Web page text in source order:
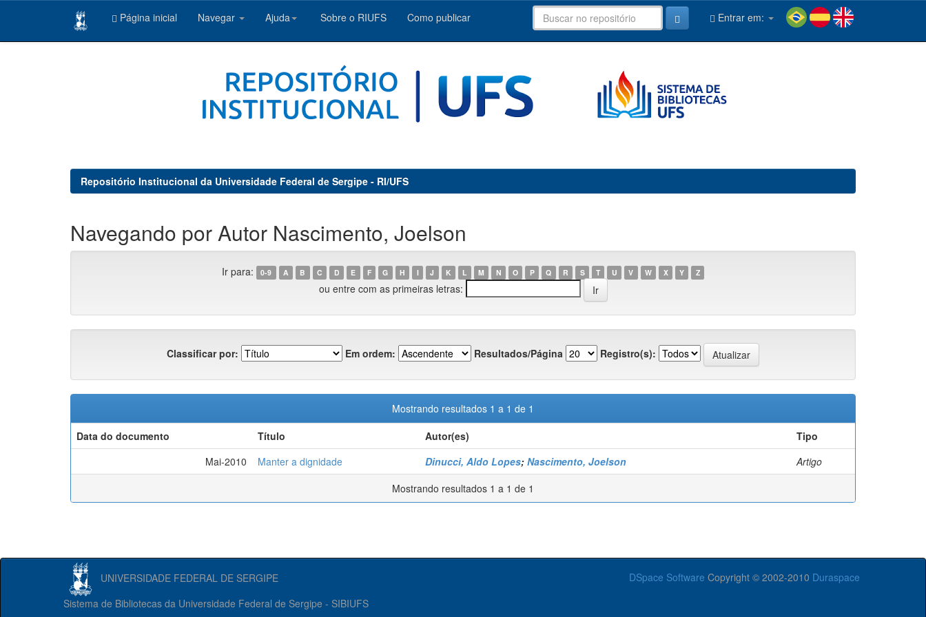
Página inicial Navegar Ajuda Sobre o RIUFS Como publicar Entrar em:
Repositório Institucional da Universidade Federal de Sergipe - RI/UFS
Navegando por Autor Nascimento, Joelson
Ir para: 0-9 A B C D E F G H I J K L M N O P Q R S T U V W X Y Z
ou entre com as primeiras letras:
Classificar por: Em ordem: Resultados/Página Registro(s):
Mostrando resultados 1 a 1 de 1
Data do documento
Título Autor(es)
Tipo
Mai-2010
Manter a dignidade Dinucci, Aldo Lopes; Nascimento, Joelson
Artigo
Mostrando resultados 1 a 1 de 1
UNIVERSIDADE FEDERAL DE SERGIPE DSpace Software Copyright © 2002-2010 Duraspace
Sistema de Bibliotecas da Universidade Federal de Sergipe - SIBIUFS